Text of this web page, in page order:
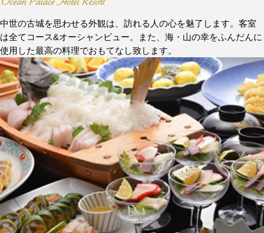
中世の古城を思わせる外観は、訪れる人の心を魅了します。客室
は全てコース&オーシャンビュー。また、海・山の幸をふんだんに
使用した最高の料理でおもてなし致します。